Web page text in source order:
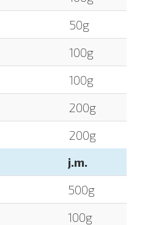
50g
100g
100g
200g
200g
j.m.
500g
100g